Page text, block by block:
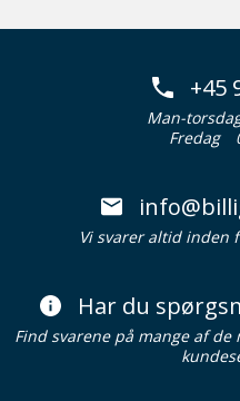
+45
Man-
Fredag
Vi svarer altid inden
Har du
Find svarene på mange af